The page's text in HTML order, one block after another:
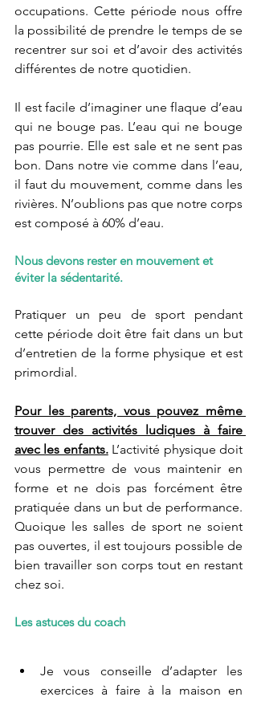
occupations. Cette période nous offre
la possibilité de prendre le temps de se
recentrer sur soi et d’avoir des activités
différentes de notre quotidien.
Il est facile d’imaginer une flaque d’eau
qui ne bouge pas. L’eau qui ne bouge
pas pourrie. Elle est sale et ne sent pas
bon. Dans notre vie comme dans l’eau,
il faut du mouvement, comme dans les
rivières. N’oublions pas que notre corps
est composé à 60% d’eau.
Nous devons rester en mouvement et
éviter la sédentarité.
Pratiquer un peu de sport pendant
cette période doit être fait dans un but
d’entretien de la forme physique et est
primordial.
Pour les parents, vous pouvez même
trouver des activités ludiques à faire
avec les enfants. L’activité physique doit
vous permettre de vous maintenir en
forme et ne dois pas forcément être
pratiquée dans un but de performance.
Quoique les salles de sport ne soient
pas ouvertes, il est toujours possible de
bien travailler son corps tout en restant
chez soi.
Les astuces du coach
Je vous conseille d’adapter les
exercices à faire à la maison en